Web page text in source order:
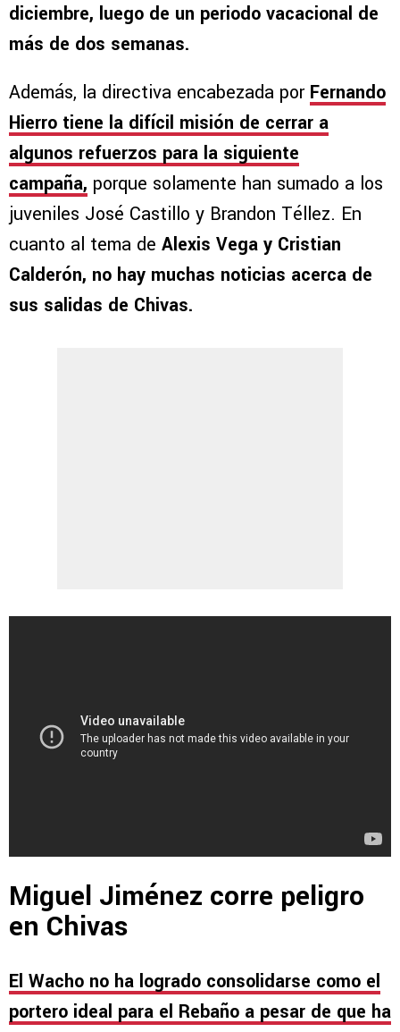
diciembre, luego de un periodo vacacional de
más de dos semanas.
Además, la directiva encabezada por Fernando
Hierro tiene la difícil misión de cerrar a
algunos refuerzos para la siguiente
campaña, porque solamente han sumado a los
juveniles José Castillo y Brandon Téllez. En
cuanto al tema de Alexis Vega y Cristian
Calderón, no hay muchas noticias acerca de
sus salidas de Chivas.
Miguel Jiménez corre peligro
en Chivas
El Wacho no ha logrado consolidarse como el
portero ideal para el Rebaño a pesar de que ha